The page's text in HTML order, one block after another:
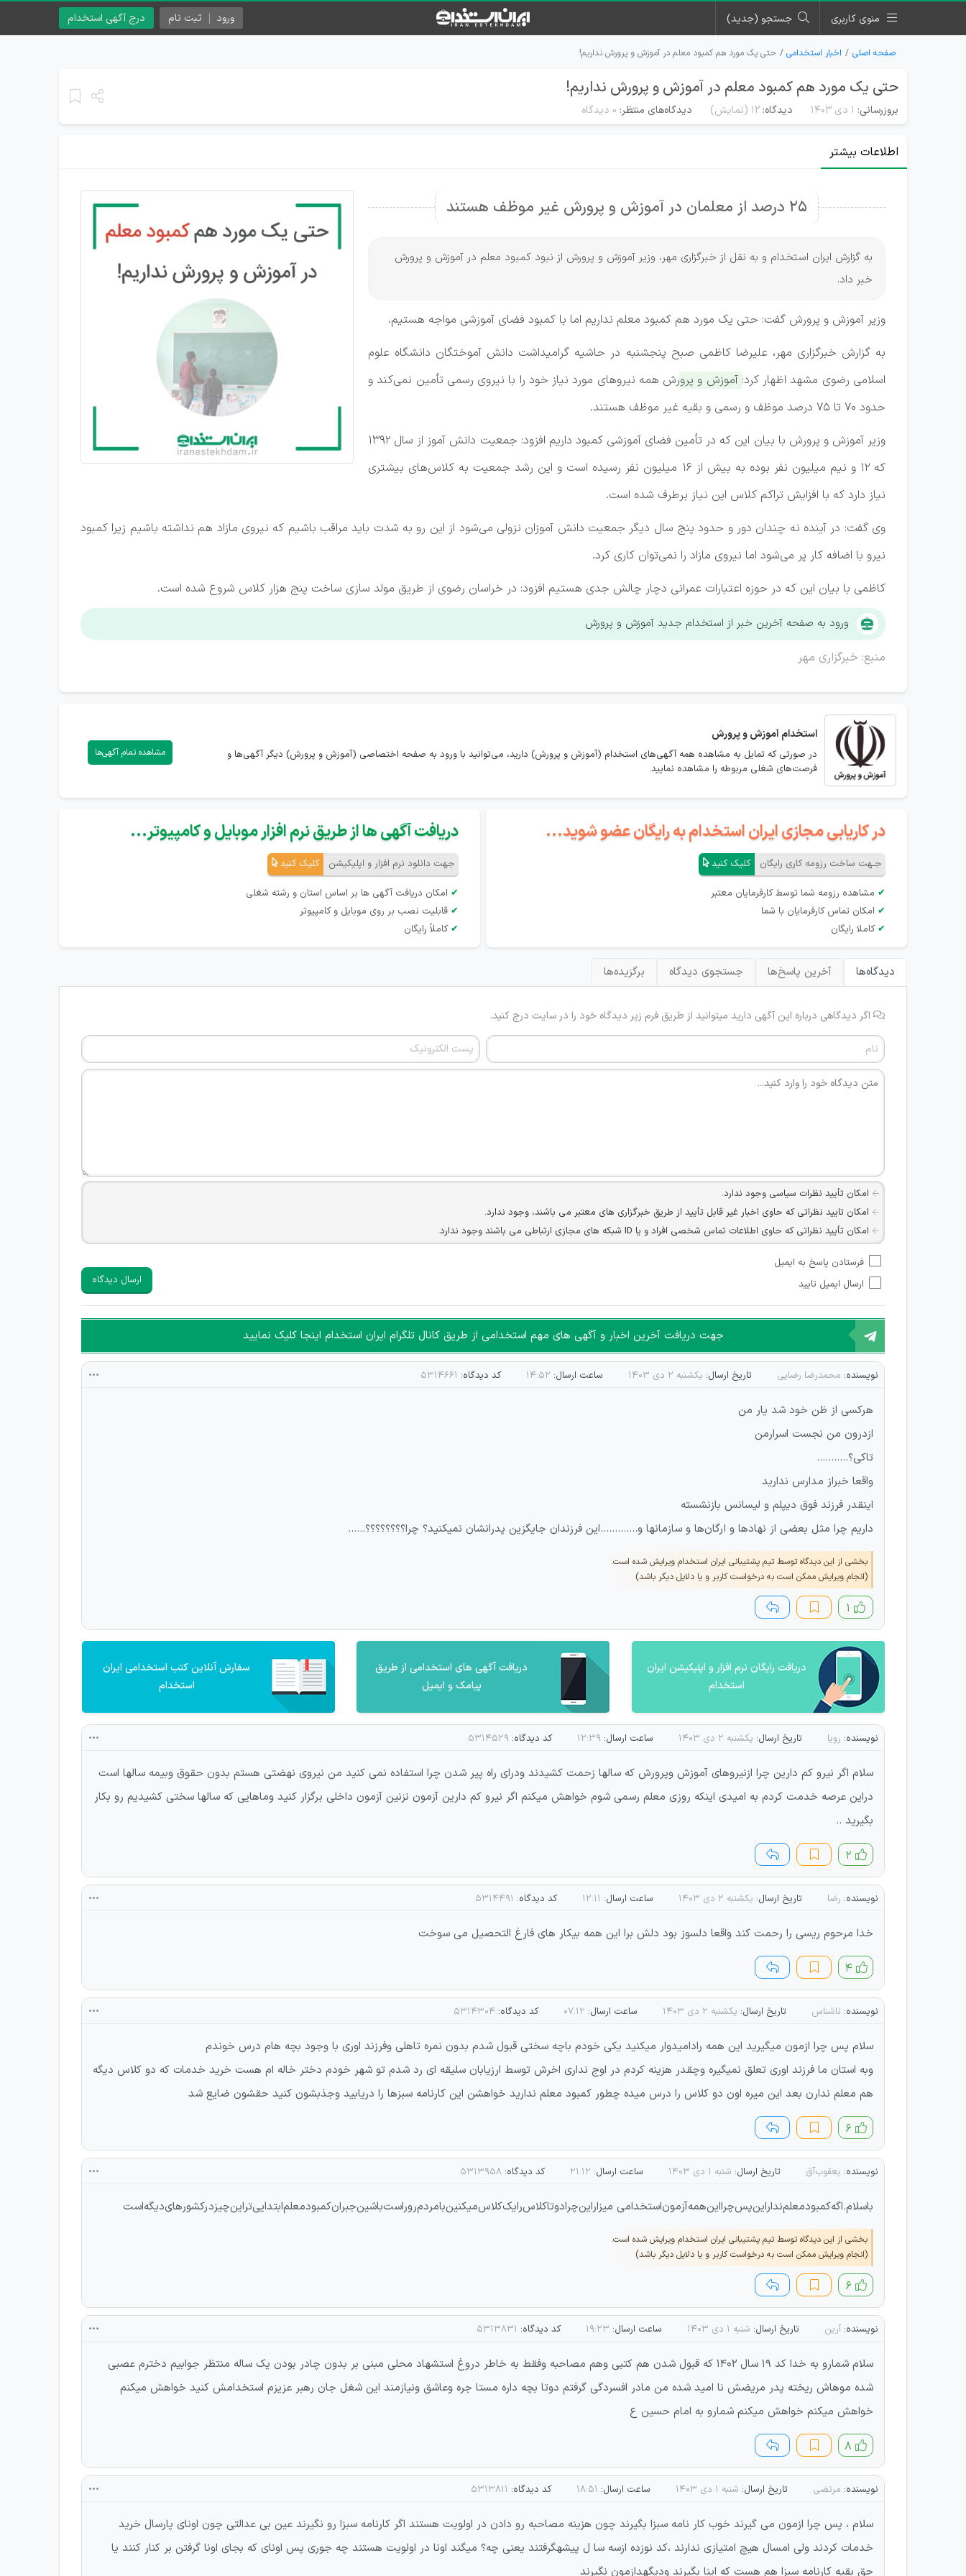
منوی کاربری جستجو (جدید) درج آگهی استخدام ورود ثبت نام
صفحه اصلی اخبار استخدامی حتی یک مورد هم کمبود معلم در آموزش و پرورش نداریم!
حتی یک مورد هم کمبود معلم در آموزش و پرورش نداریم!
بروزرسانی: ۱ دی ۱۴۰۳ دیدگاه: 12 (نمایش) دیدگاه‌های منتظر: ۰ دیدگاه
اطلاعات بیشتر
25 درصد از معلمان در آموزش و پرورش غیر موظف هستند
به گزارش ایران استخدام و به نقل از خبرگزاری مهر، وزیر آموزش و پرورش از نبود کمبود معلم در آموزش و پرورش
خبر داد.
وزیر آموزش و پرورش گفت: حتی یک مورد هم کمبود معلم نداریم اما با کمبود فضای آموزشی مواجه هستیم.
به گزارش خبرگزاری مهر، علیرضا کاظمی صبح پنجشنبه در حاشیه گرامیداشت دانش آموختگان دانشگاه علوم
اسلامی رضوی مشهد اظهار کرد: آموزش و پرورش همه نیروهای مورد نیاز خود را با نیروی رسمی تأمین نمی‌کند و
حدود ۷۰ تا ۷۵ درصد موظف و رسمی و بقیه غیر موظف هستند.
وزیر آموزش و پرورش با بیان این که در تأمین فضای آموزشی کمبود داریم افزود: جمعیت دانش آموز از سال ۱۳۹۲
که ۱۲ و نیم میلیون نفر بوده به بیش از ۱۶ میلیون نفر رسیده است و این رشد جمعیت به کلاس‌های بیشتری
نیاز دارد که با افزایش تراکم کلاس این نیاز برطرف شده است.
وی گفت: در آینده نه چندان دور و حدود پنج سال دیگر جمعیت دانش آموزان نزولی می‌شود از این رو به شدت باید مراقب باشیم که نیروی مازاد هم نداشته باشیم زیرا کمبود
نیرو با اضافه کار پر می‌شود اما نیروی مازاد را نمی‌توان کاری کرد.
کاظمی با بیان این که در حوزه اعتبارات عمرانی دچار چالش جدی هستیم افزود: در خراسان رضوی از طریق مولد سازی ساخت پنج هزار کلاس شروع شده است.
ورود به صفحه آخرین خبر از استخدام جدید آموزش و پرورش
منبع: خبرگزاری مهر
استخدامآموزش و پرورش
در صورتی که تمایل به مشاهده همه آگهی‌های استخدام (آموزش و پرورش) دارید، می‌توانید با ورود به صفحه اختصاصی (آموزش و پرورش) دیگر آگهی‌ها و
فرصت‌های شغلی مربوطه را مشاهده نمایید.
مشاهده تمام آگهی‌ها
در کاریابی مجازی ایران استخدام به رایگان عضو شوید...
جـهت ساخت رزومه کاری رایگان کلیک کنید
✔ مشاهده رزومه شما توسط کارفرمایان معتبر
✔ امکان تماس کارفرمایان با شما
✔ کاملا رایگان
دریافت آگهی ها از طریق نرم افزار موبایل و کامپیوتر...
جهت دانلود نرم افزار و اپلیکیشن کلیک کنید
✔ امکان دریافت آگهی ها بر اساس استان و رشته شغلی
✔ قابلیت نصب بر روی موبایل و کامپیوتر
✔ کاملاً رایگان
دیدگاه‌ها آخرین پاسخ‌ها جستجوی دیدگاه برگزیده‌ها
اگر دیدگاهی درباره این آگهی دارید میتوانید از طریق فرم زیر دیدگاه خود را در سایت درج کنید.
امکان تأیید نظرات سیاسی وجود ندارد.
امکان تایید نظراتی که حاوی اخبار غیر قابل تأیید از طریق خبرگزاری های معتبر می باشند، وجود ندارد.
امکان تأیید نظراتی که حاوی اطلاعات تماس شخصی افراد و یا ID شبکه های مجازی ارتباطی می باشند وجود ندارد.
هرگونه تحریک، تحقیر و کنایه به سایر افراد (مسئول و غیر مسئول) غیر مجاز می باشد.
امکان هماهنگی برای هرگونه ملاقات حضوری چه به صورت دسته جمعی و چه فردی توسط کاربران سایت وجود ندارد.
فرستادن پاسخ به ایمیل
ارسال ایمیل تایید
ارسال دیدگاه
جهت دریافت آخرین اخبار و آگهی های مهم استخدامی از طریق کانال تلگرام ایران استخدام اینجا کلیک نمایید
نویسنده: محمدرضا رضایی تاریخ ارسال: یکشنبه ۲ دی ۱۴۰۳ ساعت ارسال: ۱۴:۵۲ کد دیدگاه: ۵۳۱۴۶۶۱
هرکسی از ظن خود شد یار من
ازدرون من نجست اسرارمن
تاکی؟.....‌‌......
واقعا خبراز مدارس ندارید
اینقدر فرزند فوق دیپلم و لیسانس بازنشسته
داریم چرا مثل بعضی از نهادها و ارگان‌ها و سازمانها و.............این فرزندان جایگزین پدرانشان نمیکنید؟ چرا؟؟؟؟؟؟؟؟......
بخشی از این دیدگاه توسط تیم پشتیبانی ایران استخدام ویرایش شده است.
(انجام ویرایش ممکن است به درخواست کاربر و یا دلایل دیگر باشد)
۱
دریافت رایگان نرم افزار و اپلیکیشن ایران
استخدام
دریافت آگهی های استخدامی از طریق
پیامک و ایمیل
سفارش آنلاین کتب استخدامی ایران
استخدام
نویسنده: رویا تاریخ ارسال: یکشنبه ۲ دی ۱۴۰۳ ساعت ارسال: ۱۲:۳۹ کد دیدگاه: ۵۳۱۴۵۲۹
سلام اگر نیرو کم دارین چرا ازنیروهای آموزش وپرورش که سالها زحمت کشیدند ودرای راه پیر شدن چرا استفاده نمی کنید من نیروی نهضتی هستم بدون حقوق وبیمه سالها است
دراین عرصه خدمت کردم به امیدی اینکه روزی معلم رسمی شوم خواهش میکنم اگر نیرو کم دارین آزمون نزنین آزمون داخلی برگزار کنید وماهایی که سالها سختی کشیدیم رو بکار
بگیرید ..
۲
نویسنده: رضا تاریخ ارسال: یکشنبه ۲ دی ۱۴۰۳ ساعت ارسال: ۱۲:۱۱ کد دیدگاه: ۵۳۱۴۴۹۱
خدا مرحوم ریسی را رحمت کند واقعا دلسوز بود دلش برا این همه بیکار های فارغ التحصیل می سوخت
۴
نویسنده: ناشناس تاریخ ارسال: یکشنبه ۲ دی ۱۴۰۳ ساعت ارسال: ۰۷:۱۲ کد دیدگاه: ۵۳۱۴۳۰۴
سلام پس چرا ازمون میگیرید این همه رادامیدوار میکنید یکی خودم باچه سختی قبول شدم بدون نمره تاهلی وفرزند اوری با وجود بچه هام درس خوندم
وبه استان ما فرزند اوری تعلق نمیگیره وچقدر هزینه کردم در اوج نداری اخرش توسط ارزیابان سلیقه ای رد شدم تو شهر خودم دختر خاله ام هست خرید خدمات که دو کلاس دیگه
هم معلم ندارن بعد این میره اون دو کلاس را درس میده چطور کمبود معلم ندارید خواهشن این کارنامه سبزها را دریابید وجذبشون کنید حقشون ضایع شد
۶
نویسنده: یعقوب‌‌آق تاریخ ارسال: شنبه ۱ دی ۱۴۰۳ ساعت ارسال: ۲۱:۱۲ کد دیدگاه: ۵۳۱۳۹۵۸
باسلام.اگه‌کمبودمعلم‌نداراین‌پس‌چرااین‌همه‌آزمون‌استخدامی‌ میزاراین‌چرادوتاکلاس‌رایک‌کلاس‌میکنین‌‌بامردم‌روراست‌باشین‌‌جبران‌کمبودمعلم‌ابتدایی‌تراین‌‌چیزدرکشورهای‌دیگه‌است‌‌
بخشی از این دیدگاه توسط تیم پشتیبانی ایران استخدام ویرایش شده است.
(انجام ویرایش ممکن است به درخواست کاربر و یا دلایل دیگر باشد)
۶
نویسنده: آرین تاریخ ارسال: شنبه ۱ دی ۱۴۰۳ ساعت ارسال: ۱۹:۲۳ کد دیدگاه: ۵۳۱۳۸۳۱
سلام شمارو به خدا کد ۱۹ سال ۱۴۰۲ که قبول شدن هم کتبی وهم مصاحبه وفقط به خاطر دروغ استشهاد محلی مبنی بر بدون چادر بودن یک ساله منتظر جوابیم دخترم عصبی
شده موهاش ریخته پدر مریضش نا امید شده من مادر افسردگی گرفتم دوتا بچه داره مستا جره وعاشق ونیازمند این شغل جان رهبر عزیزم استخدامش کنید خواهش میکنم
خواهش میکنم خواهش میکنم شمارو به امام حسین ع
۸
نویسنده: مرتضی تاریخ ارسال: شنبه ۱ دی ۱۴۰۳ ساعت ارسال: ۱۸:۵۱ کد دیدگاه: ۵۳۱۳۸۱۱
سلام ، پس چرا ازمون می گیرند خوب کار نامه سبزا بگیرند چون هزینه مصاحبه رو دادن در اولویت هستند اگر کارنامه سبزا رو نگیرند عین بی عدالتی چون اونای پارسال خرید
خدمات کردند ولی امسال هیچ امتیازی ندارند ،کد نوزده ازسه سا ل پیشهگرفتند یعنی چه؟ میگند اونا در اولویت هستند چه جوری پس اونای که بجای اونا گرفتن بر کنار کنند یا
حق بقیه کارنامه سبزا هم هست که اینا بگیرند ودیگهدازمون نگیرند